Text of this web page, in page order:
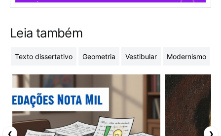
Leia também
Texto dissertativo Geometria Vestibular Modernismo
❮ ❯